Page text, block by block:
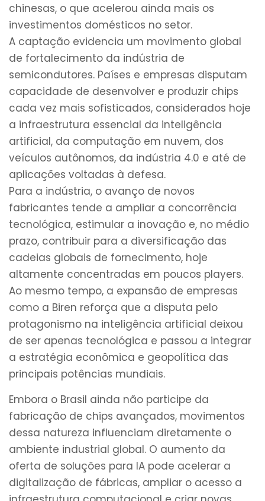
chinesas, o que acelerou ainda mais os
investimentos domésticos no setor.
A captação evidencia um movimento global
de fortalecimento da indústria de
semicondutores. Países e empresas disputam
capacidade de desenvolver e produzir chips
cada vez mais sofisticados, considerados hoje
a infraestrutura essencial da inteligência
artificial, da computação em nuvem, dos
veículos autônomos, da indústria 4.0 e até de
aplicações voltadas à defesa.
Para a indústria, o avanço de novos
fabricantes tende a ampliar a concorrência
tecnológica, estimular a inovação e, no médio
prazo, contribuir para a diversificação das
cadeias globais de fornecimento, hoje
altamente concentradas em poucos players.
Ao mesmo tempo, a expansão de empresas
como a Biren reforça que a disputa pelo
protagonismo na inteligência artificial deixou
de ser apenas tecnológica e passou a integrar
a estratégia econômica e geopolítica das
principais potências mundiais.
Embora o Brasil ainda não participe da
fabricação de chips avançados, movimentos
dessa natureza influenciam diretamente o
ambiente industrial global. O aumento da
oferta de soluções para IA pode acelerar a
digitalização de fábricas, ampliar o acesso a